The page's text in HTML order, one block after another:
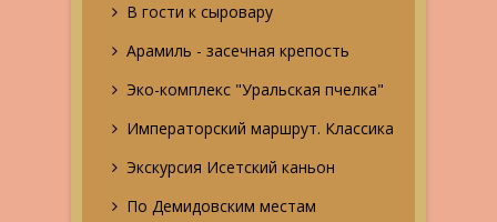
В гости к сыровару
Арамиль - засечная крепость
Эко-комплекс "Уральская пчелка"
Императорский маршрут. Классика
Экскурсия Исетский каньон
По Демидовским местам